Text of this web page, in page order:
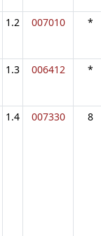
1.2 007010 *
1.3 006412 *
1.4 007330 8